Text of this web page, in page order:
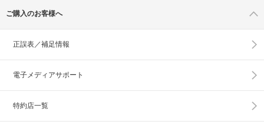
ご購入のお客様へ
正誤表／補足情報
電子メディアサポート
特約店一覧